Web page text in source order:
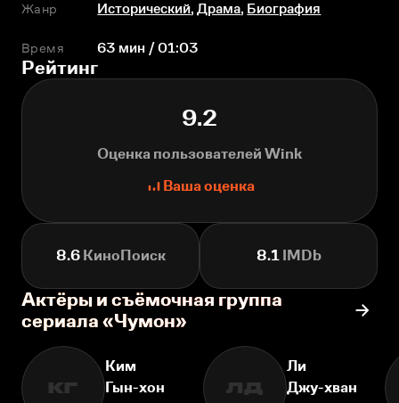
Жанр Исторический,Драма, Биография
Время 63 мин / 01:03
Рейтинг
9.2
Оценка пользователей Wink
Ваша оценка
8.6КиноПоиск 8.1IMDb
Актёры и съёмочная группа
сериала «Чумон»
КГ
Ким
Гын-хон
ЛД
Ли
Джу-хван